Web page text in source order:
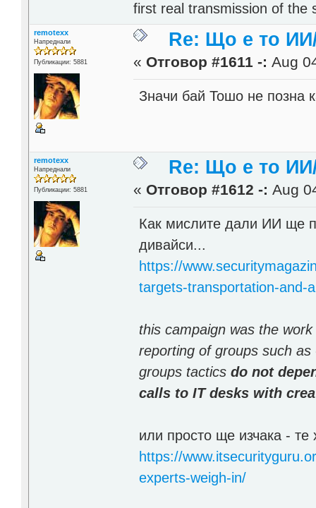
first real transmission of the
remotexx
Напреднали
Публикации: 5881
Re: Що е то
« Отговор #1611 -: Aug
Значи бай Тошо не позна
remotexx
Напреднали
Публикации: 5881
Re: Що е то
« Отговор #1612 -: Aug
Как мислите дали ИИ ще
дивайси...
https://
targets-transportation-and-
this campaign was the
reporting of groups such
groups tacticsdo not
calls to IT desks with
или просто ще изчака -
https://
experts-weigh-in/